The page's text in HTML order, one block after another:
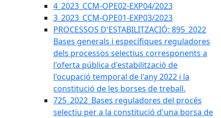
4_2023_CCM-OPE02-EXP04/2023
3_2023_CCM-OPE01-EXP03/2023
PROCESSOS D'ESTABILITZACIÓ: 895_2022
Bases generals i específiques reguladores
dels processos selectius corresponents a
l'oferta pública d'estabilització de
l'ocupació temporal de l'any 2022 i la
constitució de les borses de treball.
725_2022_Bases reguladores del procés
selectiu per a la constitució d'una borsa de